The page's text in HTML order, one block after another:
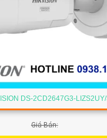
DS-2CD2647G3-
Giá Bán: